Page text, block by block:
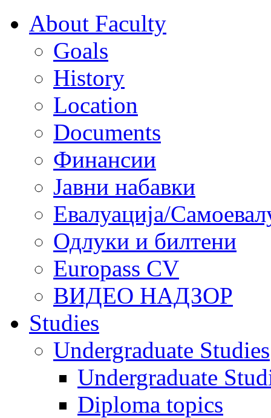
About Faculty
Goals
History
Location
Documents
Финансии
Јавни набавки
Евалуација/
Одлуки и билтени
Europass CV
ВИДЕО НАДЗОР
Studies
Undergraduate Studies
Undergraduate
Diploma topics